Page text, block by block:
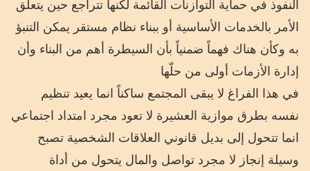
الأمر بالخدمات الأساسية أو ببناء نظام مستقر يمكن التنبؤ
به وكأن هناك فهماً ضمنياً بأن السيطرة أهم من البناء وأن
إدارة الأزمات أولى من حلّها
في هذا الفراغ لا يبقى المجتمع ساكناً انما يعيد تنظيم
نفسه بطرق موازية العشيرة لا تعود مجرد امتداد اجتماعي
انما تتحول إلى بديل قانوني العلاقات الشخصية تصبح
وسيلة إنجاز لا مجرد تواصل والمال يتحول من أداة